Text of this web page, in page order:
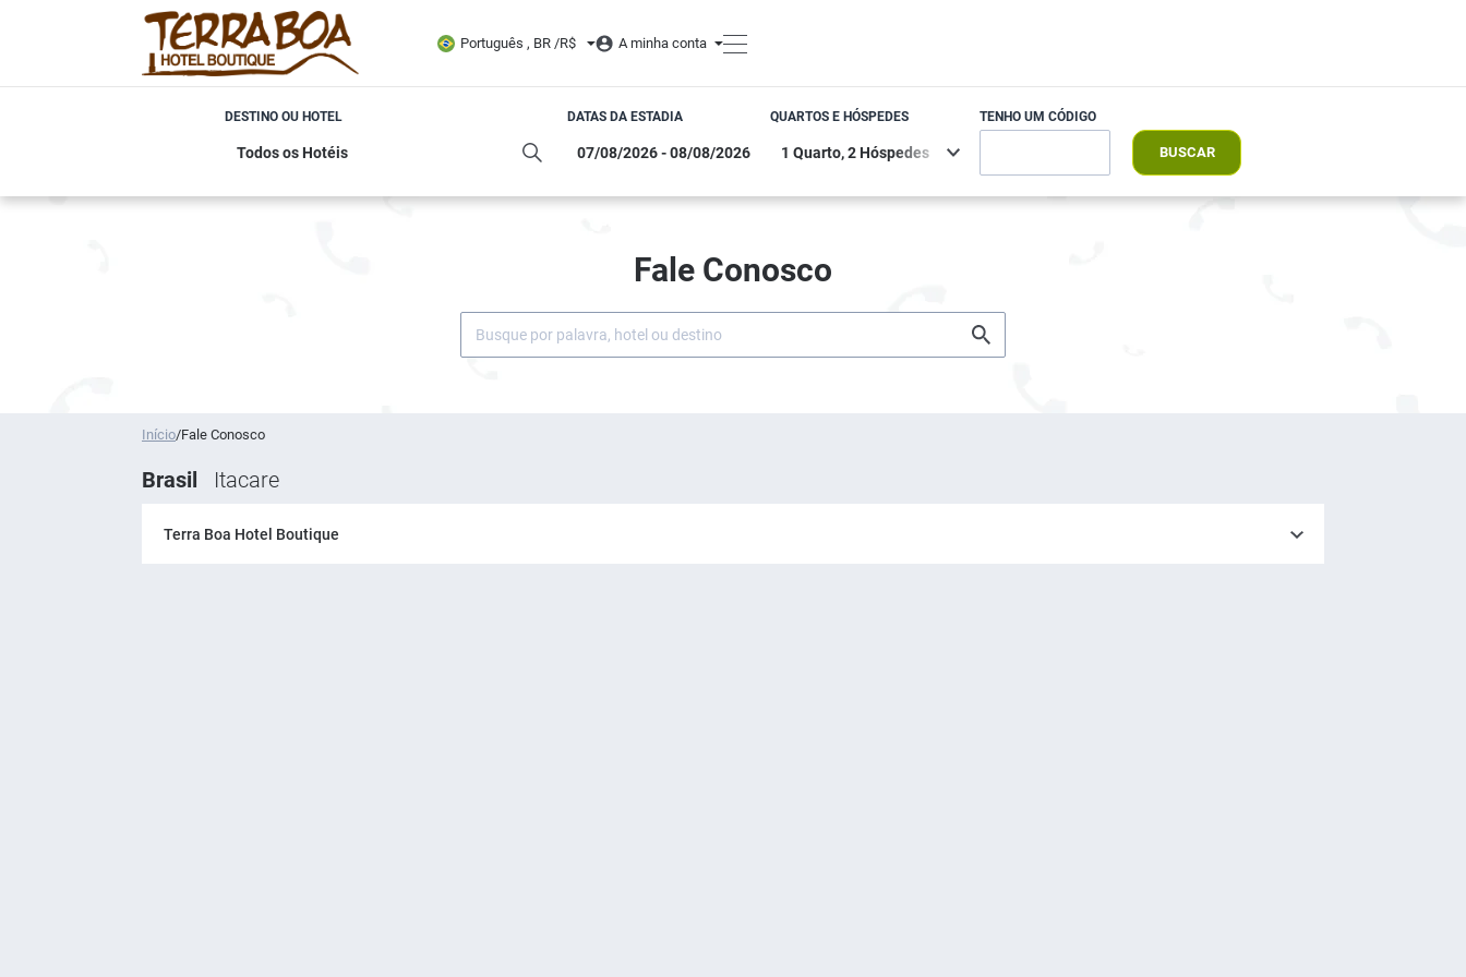
Português , BR /R$ A minha conta
DESTINO OU HOTEL DATAS DA ESTADIA QUARTOS E HÓSPEDES TENHO UM CÓDIGO
BUSCAR
Fale Conosco
Início/Fale Conosco
Brasil Itacare
Terra Boa Hotel Boutique